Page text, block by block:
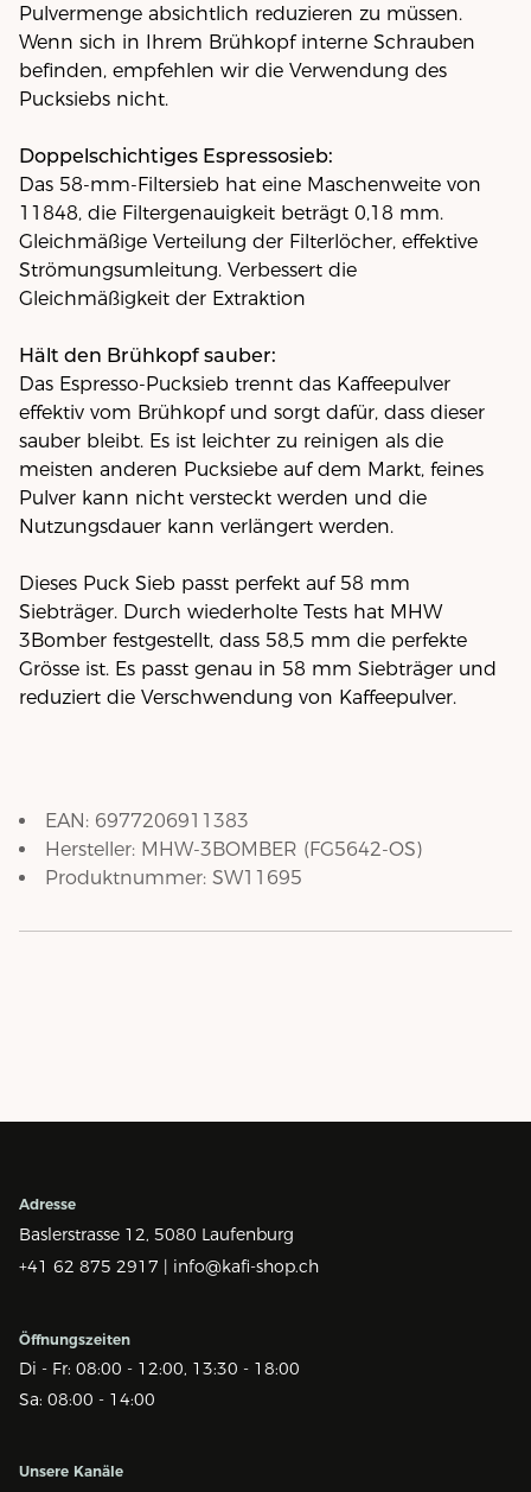
Pulvermenge absichtlich reduzieren zu müssen.
Wenn sich in Ihrem Brühkopf interne Schrauben
befinden, empfehlen wir die Verwendung des
Pucksiebs nicht.
Doppelschichtiges Espressosieb:
Das 58-mm-Filtersieb hat eine Maschenweite von
11848, die Filtergenauigkeit beträgt 0,18 mm.
Gleichmäßige Verteilung der Filterlöcher, effektive
Strömungsumleitung. Verbessert die
Gleichmäßigkeit der Extraktion
Hält den Brühkopf sauber:
Das Espresso-Pucksieb trennt das Kaffeepulver
effektiv vom Brühkopf und sorgt dafür, dass dieser
sauber bleibt. Es ist leichter zu reinigen als die
meisten anderen Pucksiebe auf dem Markt, feines
Pulver kann nicht versteckt werden und die
Nutzungsdauer kann verlängert werden.
Dieses Puck Sieb passt perfekt auf 58 mm
Siebträger. Durch wiederholte Tests hat MHW
3Bomber festgestellt, dass 58,5 mm die perfekte
Grösse ist. Es passt genau in 58 mm Siebträger und
reduziert die Verschwendung von Kaffeepulver.
EAN: 6977206911383
Hersteller: MHW-3BOMBER (FG5642-OS)
Produktnummer: SW11695
Adresse
Baslerstrasse 12, 5080 Laufenburg
+41 62 875 2917 | info@kafi-shop.ch
Öffnungszeiten
Di - Fr: 08:00 - 12:00, 13:30 - 18:00
Sa: 08:00 - 14:00
Unsere Kanäle